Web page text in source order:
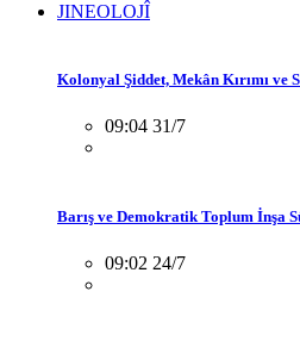
JINEOLOJÎ
Kolonyal Şiddet, Mekân Kırımı ve
09:04 31/7
Barış ve Demokratik Toplum İnşa
09:02 24/7